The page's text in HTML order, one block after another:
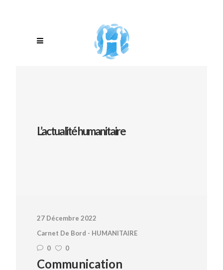
L’actualité humanitaire
27 Décembre 2022
Carnet De Bord - HUMANITAIRE
0
0
Communication